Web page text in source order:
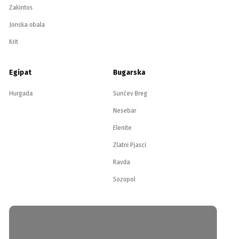
Zakintos
Jonska obala
Krit
Egipat
Hurgada
Bugarska
Sunčev Breg
Nesebar
Elenite
Zlatni Pjasci
Ravda
Sozopol